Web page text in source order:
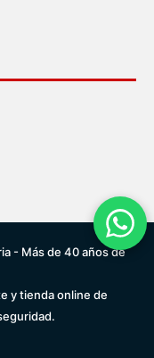
- Más de 40 años de
y tienda online de